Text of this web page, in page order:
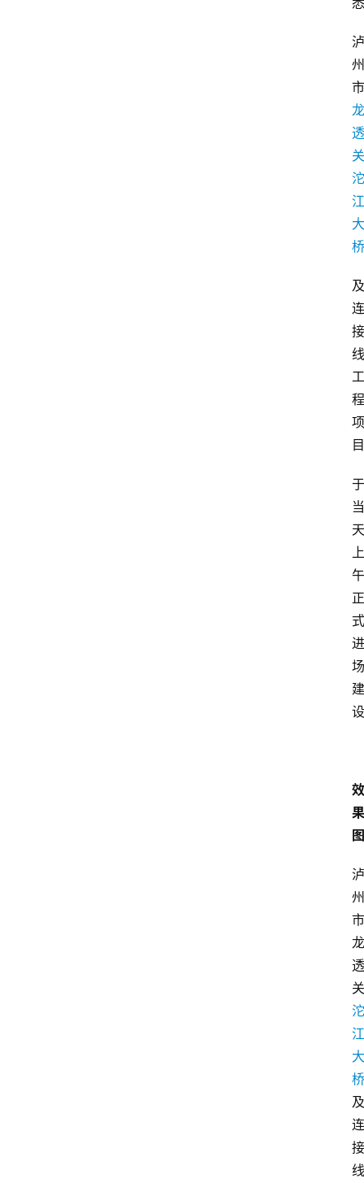
泸
州
市
龙
透
关
沱
江
大
桥
及
连
接
线
工
程
项
目
于
当
天
上
午
正
式
进
场
建
设
效
果
图
泸
州
市
龙
透
关
沱
江
大
桥
及
连
接
线